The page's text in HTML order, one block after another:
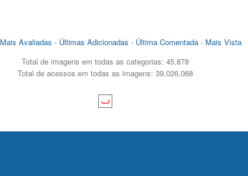
Mais Avaliadas - Últimas Adicionadas - Última Comentada- Mais Vista
Total de imagens em todas as categorias: 45,878
Total de acessos em todas as imagens: 39,026,068